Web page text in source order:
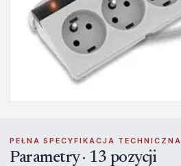
PEŁNA SPECYFIKACJA TECHNICZNA
Parametry · 13 pozycji